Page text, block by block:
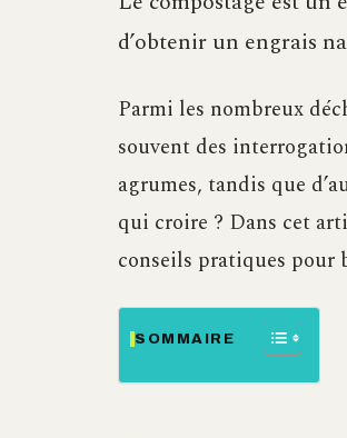
d’obtenir un engrais
Parmi les nombreux
souvent des
agrumes, tandis que
qui croire ? Dans cet
conseils pratiques pour
SOMMAIRE